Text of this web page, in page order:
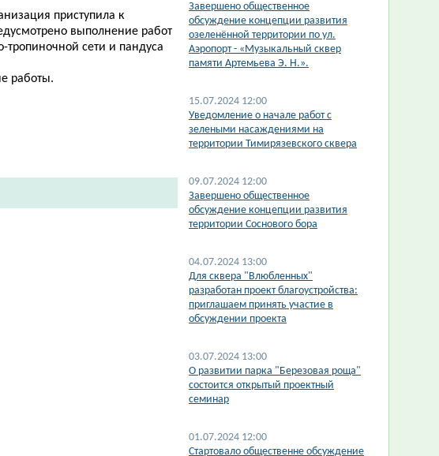
приступила к
выполнение работ
тропиночной сети и пандуса
работы.
Завершено общественное
обсуждение концепции развития
озеленённой территории по ул.
Аэропорт - «Музыкальный сквер
памяти Артемьева Э. Н.».
15.07.2024 12:00
​Уведомление о начале работ с
зелеными насаждениями на
территории Тимирязевского сквера
09.07.2024 12:00
Завершено общественное
обсуждение концепции развития
территории Соснового бора
04.07.2024 13:00
Для сквера "Влюбленных"
разработан проект благоустройства:
приглашаем принять участие в
обсуждении проекта
03.07.2024 13:00
О развитии парка "Березовая роща"
состоится открытый проектный
семинар
01.07.2024 12:00
Стартовало общественне обсуждение